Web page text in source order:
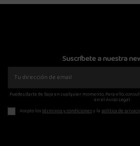
Suscríbete a nuestra
Puedes darte de baja en cualquier momento. Para ello,
en el Aviso Legal.
Acepto lostérminos y condicionesy la política de